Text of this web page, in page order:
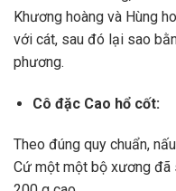
Khương hoàng và Hùng
với cát, sau đó lại sao
phương.
Cô đặc Cao hổ cốt:
Theo đúng quy chuẩn,
Cứ một một bộ xương đã